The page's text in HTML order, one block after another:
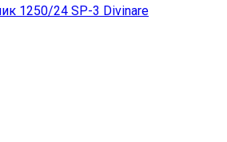
1250/24 SP-3 Divinare